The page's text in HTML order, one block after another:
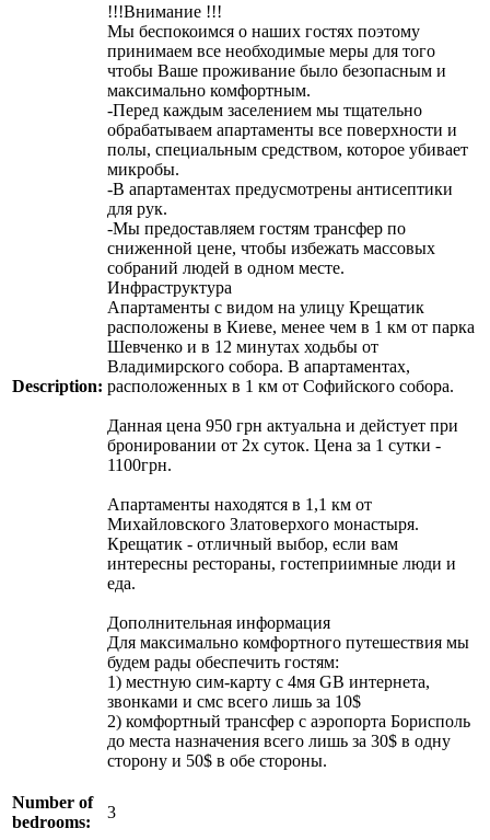
Description:
!!!Внимание !!!
Мы беспокоимся о наших гостях поэтому
принимаем все необходимые меры для того
чтобы Ваше проживание было безопасным и
максимально комфортным.
-Перед каждым заселением мы тщательно
обрабатываем апартаменты все поверхности и
полы, специальным средством, которое убивает
микробы.
-В апартаментах предусмотрены антисептики
для рук.
-Мы предоставляем гостям трансфер по
сниженной цене, чтобы избежать массовых
собраний людей в одном месте.
Инфраструктура
Апартаменты с видом на улицу Крещатик
расположены в Киеве, менее чем в 1 км от парка
Шевченко и в 12 минутах ходьбы от
Владимирского собора. В апартаментах,
расположенных в 1 км от Софийского собора.
Данная цена 950 грн актуальна и дейстует при
бронировании от 2х суток. Цена за 1 сутки -
1100грн.
Апартаменты находятся в 1,1 км от
Михайловского Златоверхого монастыря.
Крещатик - отличный выбор, если вам
интересны рестораны, гостеприимные люди и
еда.
Дополнительная информация
Для максимально комфортного путешествия мы
будем рады обеспечить гостям:
1) местную сим-карту с 4мя GB интернета,
звонками и смс всего лишь за 10$
2) комфортный трансфер с аэропорта Борисполь
до места назначения всего лишь за 30$ в одну
сторону и 50$ в обе стороны.
Number of
bedrooms:
3